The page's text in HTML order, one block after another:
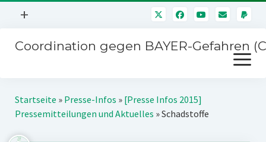
Menü
+
Mitmachen
Über uns
Kontakt
Coordination gegen BAYER-Gefahren
Menü
öffnen
Kampagnen
Startseite » Presse-Infos » [Presse Infos 2015]
Pressemitteilungen und Aktuelles »Schadstoffe